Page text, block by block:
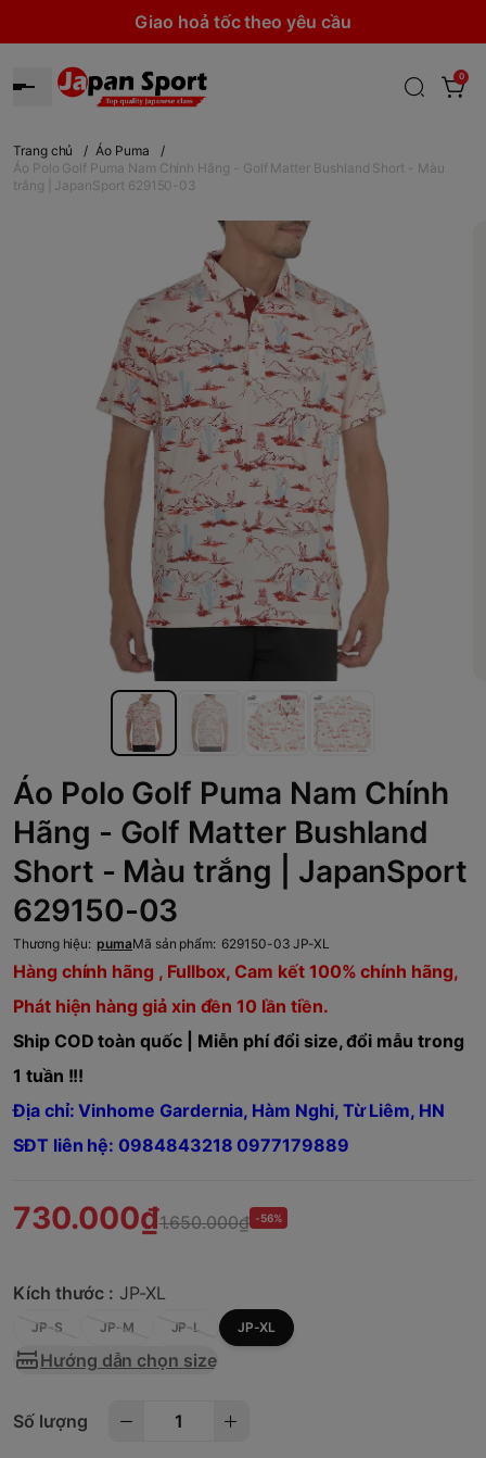
Giao hoả tốc theo yêu cầu
0
Trang chủ / Áo Puma
/
Áo Polo Golf Puma Nam Chính Hãng - Golf Matter Bushland Short - Màu
trắng | JapanSport 629150-03
Áo Polo Golf Puma Nam Chính
Hãng - Golf Matter Bushland
Short - Màu trắng | JapanSport
629150-03
Thương hiệu: pumaMã sản phẩm: 629150-03 JP-XL
Hàng chính hãng , Fullbox, Cam kết 100% chính hãng,
Phát hiện hàng giả xin đền 10 lần tiền.
Ship COD toàn quốc | Miễn phí đổi size, đổi mẫu trong
1 tuần !!!
Địa chỉ: Vinhome Gardernia, Hàm Nghi, Từ Liêm, HN
SĐT liên hệ: 0984843218 0977179889
730.000₫1.650.000₫ -56%
Kích thước : JP-XL
JP-S JP-M JP-L JP-XL
Hướng dẫn chọn size
Số lượng